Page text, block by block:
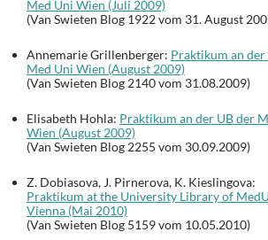
Med Uni Wien (Juli 2009)
(Van Swieten Blog 1922 vom 31. August
Annemarie Grillenberger: Praktikum an der
Med Uni Wien (August 2009)
(Van Swieten Blog 2140 vom 31.08.2009)
Elisabeth Hohla: Praktikum an der UB der
Wien (August 2009)
(Van Swieten Blog 2255 vom 30.09.2009)
Z. Dobiasova, J. Pirnerova, K. Kieslingova:
Praktikum at the University Library of
Vienna (Mai 2010)
(Van Swieten Blog 5159 vom 10.05.2010)